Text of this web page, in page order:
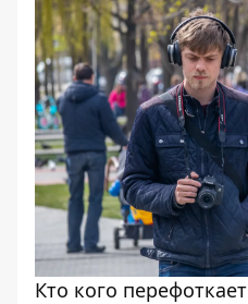
Кто кого перефоткает